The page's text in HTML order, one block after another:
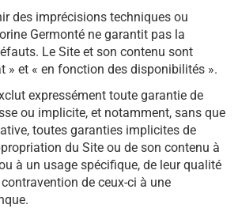
des imprécisions techniques ou
Germonté ne garantit pas la
Le Site et son contenu sont
» et « en fonction des disponibilités ».
expressément toute garantie de
ou implicite, et notamment, sans que
toutes garanties implicites de
du Site ou de son contenu à
à un usage spécifique, de leur qualité
contravention de ceux-ci à une